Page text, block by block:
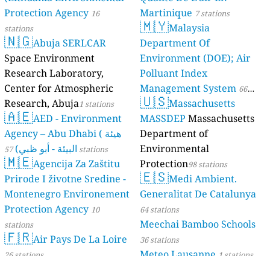
Protection Agency 16
stations
🇳🇬Abuja SERLCAR
Space Environment
Research Laboratory,
Center for Atmospheric
Research, Abuja1 stations
🇦🇪AED - Environment
Agency – Abu Dhabi ( هيئة
البيئة - أبو ظبي) 57 stations
🇲🇪Agencija Za Zaštitu
Prirode I životne Sredine -
Montenegro Environement
Protection Agency 10
stations
🇫🇷Air Pays De La Loire
Martinique 7 stations
🇲🇾Malaysia
Department Of
Environment (DOE); Air
Polluant Index
Management System 66
stations
🇺🇸Massachusetts
MASSDEP Massachusetts
Department of
Environmental
Protection98 stations
🇪🇸Medi Ambient.
Generalitat De Catalunya
64 stations
Meechai Bamboo Schools
36 stations